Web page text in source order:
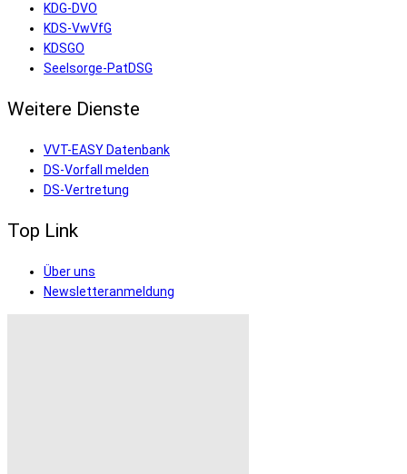
KDG-DVO
KDS-VwVfG
KDSGO
Seelsorge-PatDSG
Weitere Dienste
VVT-EASY Datenbank
DS-Vorfall melden
DS-Vertretung
Top Link
Über uns
Newsletteranmeldung